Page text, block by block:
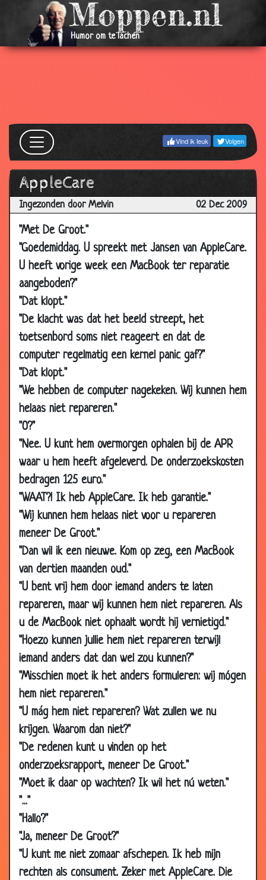
Humor om te lachen
Vind ik leuk Volgen
AppleCare
Ingezonden door Melvin 02 Dec 2009
"Met De Groot."
"Goedemiddag. U spreekt met Jansen van AppleCare.
U heeft vorige week een MacBook ter reparatie
aangeboden?"
"Dat klopt."
"De klacht was dat het beeld streept, het
toetsenbord soms niet reageert en dat de
computer regelmatig een kernel panic gaf?"
"Dat klopt."
"We hebben de computer nagekeken. Wij kunnen hem
helaas niet repareren."
"O?"
"Nee. U kunt hem overmorgen ophalen bij de APR
waar u hem heeft afgeleverd. De onderzoekskosten
bedragen 125 euro."
"WAAT?! Ik heb AppleCare. Ik heb garantie."
"Wij kunnen hem helaas niet voor u repareren
meneer De Groot."
"Dan wil ik een nieuwe. Kom op zeg, een MacBook
van dertien maanden oud."
"U bent vrij hem door iemand anders te laten
repareren, maar wij kunnen hem niet repareren. Als
u de MacBook niet ophaalt wordt hij vernietigd."
"Hoezo kunnen jullie hem niet repareren terwijl
iemand anders dat dan wel zou kunnen?"
"Misschien moet ik het anders formuleren: wij mógen
hem niet repareren."
"U mág hem niet repareren? Wat zullen we nu
krijgen. Waarom dan niet?"
"De redenen kunt u vinden op het
onderzoeksrapport, meneer De Groot."
"Moet ik daar op wachten? Ik wil het nú weten."
"..."
"Hallo?"
"Ja, meneer De Groot?"
"U kunt me niet zomaar afschepen. Ik heb mijn
rechten als consument. Zeker met AppleCare. Die
Mar
2010
Reiniginssysteem
Mar
2010
04
Mar
2010
Ook proberen 3.33
24 Feb
2010
Mottenballen 3.06
24 Feb
2010
Windje 3.55
24 Feb
2010
Alles samen delen
24 Feb
Ouderdoms test
2010
Goeie daad
17 Feb
2010
Had dat meteen gezegd! 3.45
2010
Om de zeven jaar
2010
17 Feb
2010
Nu al overleden
10 Feb
2010
Routebeschrijving
10 Feb
2010
Heel vervelend 3.17
10 Feb
2010
Tegen de hik
10 Feb
2010
Vreselijke hoofdpijn 3.33
05 Feb
2010
Op sterven liggen
05 Feb
2010
Het balkon op
05 Feb
2010
En toen herinnerde hij het zich...
05 Feb
2010
Snel denken
05 Feb
2010
30 Jan
2010
De inspectie
30 Jan
De maatregelen 3.67